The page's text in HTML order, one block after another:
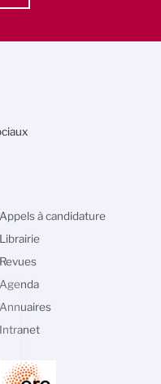
Appels à candidature
Librairie
Revues
Agenda
Annuaires
Intranet
sa
qu’il utilise et le